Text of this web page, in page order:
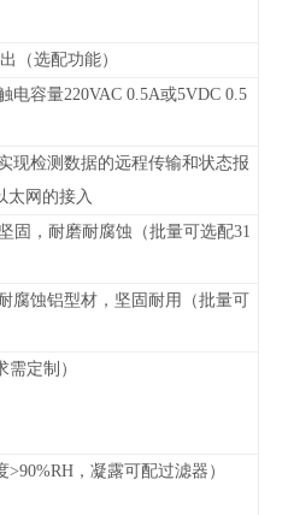
（选配功能）
电容量220VAC 0.5A或5VDC 0.5
现检测数据的远程传输和状态报
太网的接入
固，耐磨耐腐蚀（批量可选配31
腐蚀铝型材，坚固耐用（批量可
定制）
，凝露可配过滤器）